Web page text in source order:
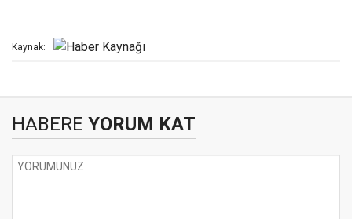
Kaynak:
HABERE YORUM KAT